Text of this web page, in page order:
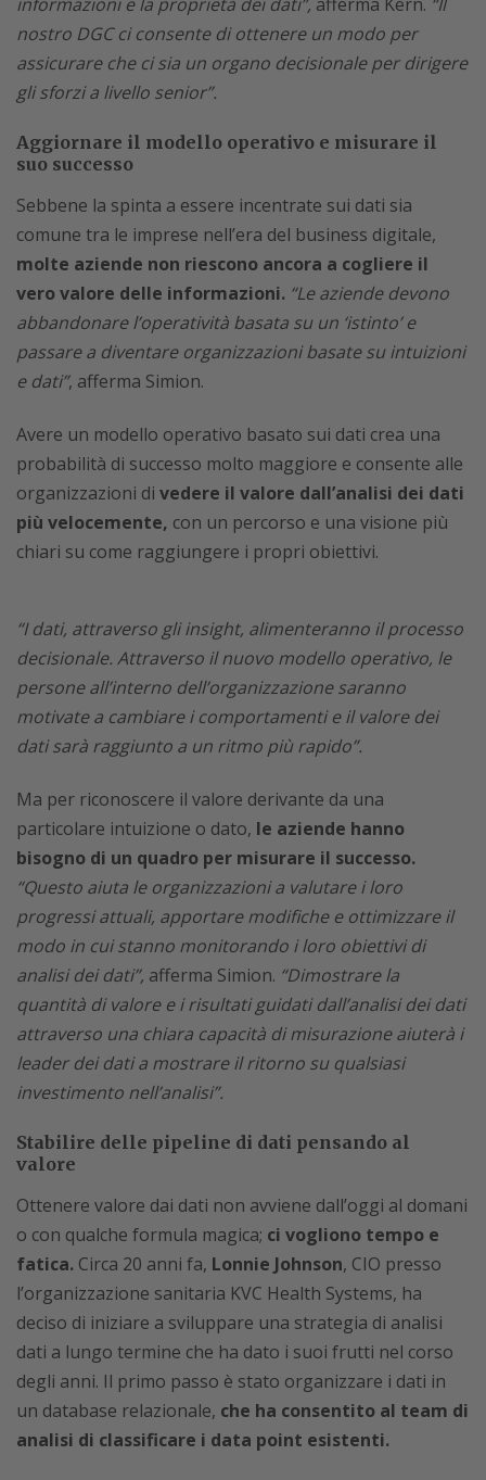
nostro DGC ci consente di ottenere un modo per
assicurare che ci sia un organo decisionale per dirigere
gli sforzi a livello senior”.
Aggiornare il modello operativo e misurare il
suo successo
Sebbene la spinta a essere incentrate sui dati sia
comune tra le imprese nell’era del business digitale,
molte aziende non riescono ancora a cogliere il
vero valore delle informazioni. “Le aziende devono
abbandonare l’operatività basata su un ‘istinto’ e
passare a diventare organizzazioni basate su intuizioni
e dati”, afferma Simion.
Avere un modello operativo basato sui dati crea una
probabilità di successo molto maggiore e consente alle
organizzazioni di vedere il valore dall’analisi dei dati
più velocemente, con un percorso e una visione più
chiari su come raggiungere i propri obiettivi.
“I dati, attraverso gli insight, alimenteranno il processo
decisionale. Attraverso il nuovo modello operativo, le
persone all’interno dell’organizzazione saranno
motivate a cambiare i comportamenti e il valore dei
dati sarà raggiunto a un ritmo più rapido”.
Ma per riconoscere il valore derivante da una
particolare intuizione o dato, le aziende hanno
bisogno di un quadro per misurare il successo.
“Questo aiuta le organizzazioni a valutare i loro
progressi attuali, apportare modifiche e ottimizzare il
modo in cui stanno monitorando i loro obiettivi di
analisi dei dati”, afferma Simion. “Dimostrare la
quantità di valore e i risultati guidati dall’analisi dei dati
attraverso una chiara capacità di misurazione aiuterà i
leader dei dati a mostrare il ritorno su qualsiasi
investimento nell’analisi”.
Stabilire delle pipeline di dati pensando al
valore
Ottenere valore dai dati non avviene dall’oggi al domani
o con qualche formula magica; ci vogliono tempo e
fatica. Circa 20 anni fa, Lonnie Johnson, CIO presso
l’organizzazione sanitaria KVC Health Systems, ha
deciso di iniziare a sviluppare una strategia di analisi
dati a lungo termine che ha dato i suoi frutti nel corso
degli anni. Il primo passo è stato organizzare i dati in
un database relazionale, che ha consentito al team di
analisi di classificare i data point esistenti.